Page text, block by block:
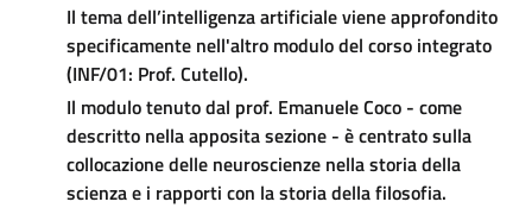
Il tema dell’intelligenza artificiale viene approfondito
specificamente nell'altro modulo del corso integrato
(INF/01: Prof. Cutello).
Il modulo tenuto dal prof. Emanuele Coco - come
descritto nella apposita sezione - è centrato sulla
collocazione delle neuroscienze nella storia della
scienza e i rapporti con la storia della filosofia.